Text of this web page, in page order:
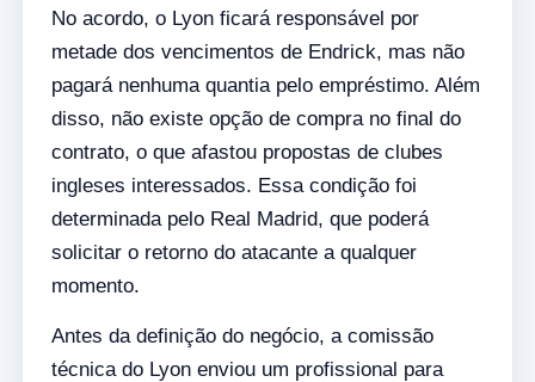
No acordo, o Lyon ficará responsável por
metade dos vencimentos de Endrick, mas não
pagará nenhuma quantia pelo empréstimo. Além
disso, não existe opção de compra no final do
contrato, o que afastou propostas de clubes
ingleses interessados. Essa condição foi
determinada pelo Real Madrid, que poderá
solicitar o retorno do atacante a qualquer
momento.
Antes da definição do negócio, a comissão
técnica do Lyon enviou um profissional para